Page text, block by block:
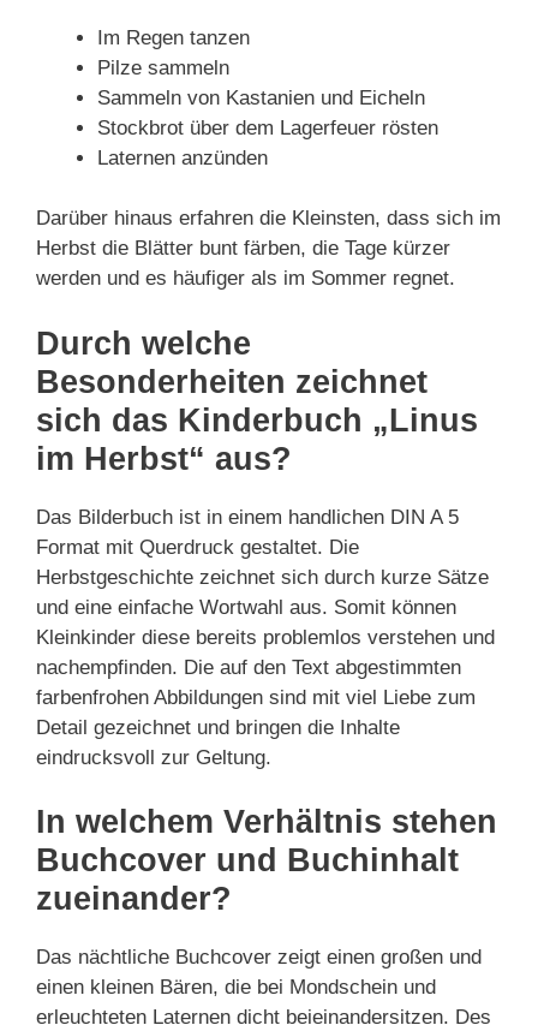
Im Regen tanzen
Pilze sammeln
Sammeln von Kastanien und Eicheln
Stockbrot über dem Lagerfeuer rösten
Laternen anzünden
Darüber hinaus erfahren die Kleinsten, dass sich im
Herbst die Blätter bunt färben, die Tage kürzer
werden und es häufiger als im Sommer regnet.
Durch welche
Besonderheiten zeichnet
sich das Kinderbuch „Linus
im Herbst“ aus?
Das Bilderbuch ist in einem handlichen DIN A 5
Format mit Querdruck gestaltet. Die
Herbstgeschichte zeichnet sich durch kurze Sätze
und eine einfache Wortwahl aus. Somit können
Kleinkinder diese bereits problemlos verstehen und
nachempfinden. Die auf den Text abgestimmten
farbenfrohen Abbildungen sind mit viel Liebe zum
Detail gezeichnet und bringen die Inhalte
eindrucksvoll zur Geltung.
In welchem Verhältnis stehen
Buchcover und Buchinhalt
zueinander?
Das nächtliche Buchcover zeigt einen großen und
einen kleinen Bären, die bei Mondschein und
erleuchteten Laternen dicht beieinandersitzen. Des